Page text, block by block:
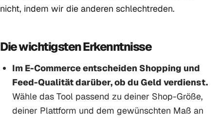
nicht, indem wir die anderen schlechtreden.
Die wichtigsten Erkenntnisse
Im E-Commerce entscheiden Shopping und
Feed-Qualität darüber, ob du Geld verdienst.
Wähle das Tool passend zu deiner Shop-Größe,
deiner Plattform und dem gewünschten Maß an